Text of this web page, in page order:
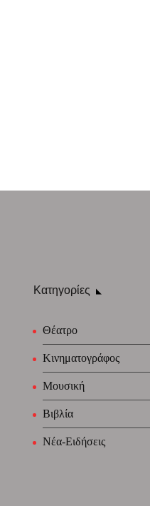
Κατηγορίες
Θέατρο
Κινηματογράφος
Μουσική
Βιβλία
Νέα-Ειδήσεις